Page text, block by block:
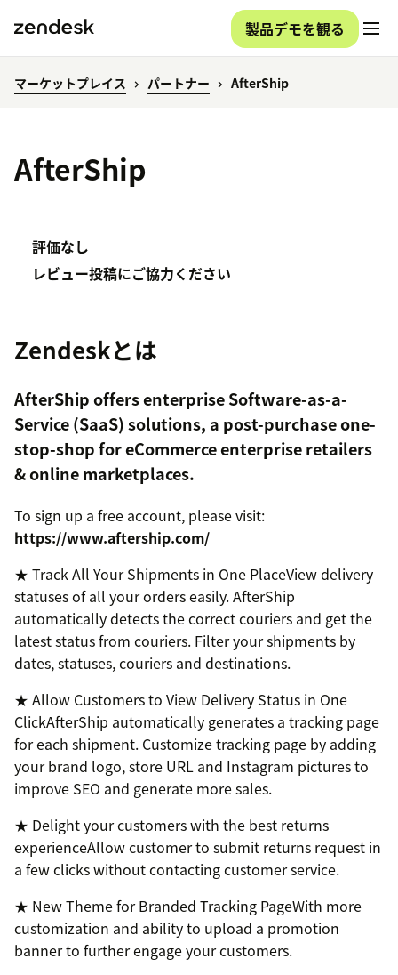
製品デモを観る
マーケットプレイス パートナー AfterShip
AfterShip
評価なし
レビュー投稿にご協力ください
Zendeskとは
AfterShip offers enterprise Software-as-a-
Service (SaaS) solutions, a post-purchase one-
stop-shop for eCommerce enterprise retailers
& online marketplaces.
To sign up a free account, please visit:
https://www.aftership.com/
★ Track All Your Shipments in One PlaceView delivery
statuses of all your orders easily. AfterShip
automatically detects the correct couriers and get the
latest status from couriers. Filter your shipments by
dates, statuses, couriers and destinations.
★ Allow Customers to View Delivery Status in One
ClickAfterShip automatically generates a tracking page
for each shipment. Customize tracking page by adding
your brand logo, store URL and Instagram pictures to
improve SEO and generate more sales.
★ Delight your customers with the best returns
experienceAllow customer to submit returns request in
a few clicks without contacting customer service.
★ New Theme for Branded Tracking PageWith more
customization and ability to upload a promotion
banner to further engage your customers.